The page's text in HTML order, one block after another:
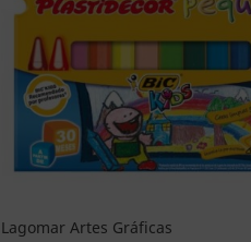
Lagomar Artes Gráficas